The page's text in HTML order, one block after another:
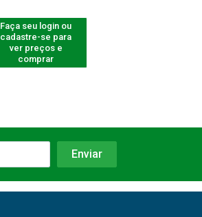
Faça seu login ou
cadastre-se para
ver preços e
comprar